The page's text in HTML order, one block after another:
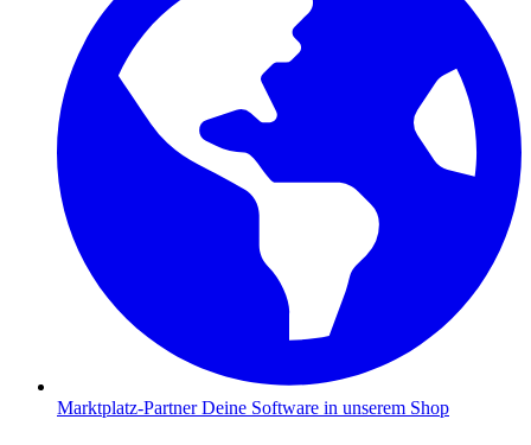
Marktplatz-Partner Deine Software in unserem Shop